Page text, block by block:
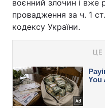
воєнний злочин і вже
провадження за ч. 1
кодексу України.